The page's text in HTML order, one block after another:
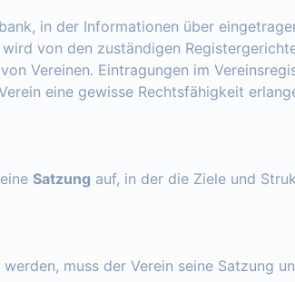
in der Informationen über
von den zuständigen
Vereinen. Eintragungen im
eine gewisse Rechtsfähigkeit
Satzung auf, in der die Ziele und
muss der Verein seine Satzung